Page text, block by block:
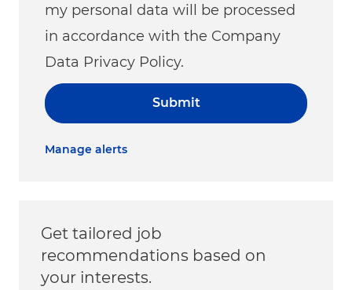
my personal data will be processed
in accordance with the Company
Data Privacy Policy.
Submit
Manage alerts
Get tailored job
recommendations based on
your interests.